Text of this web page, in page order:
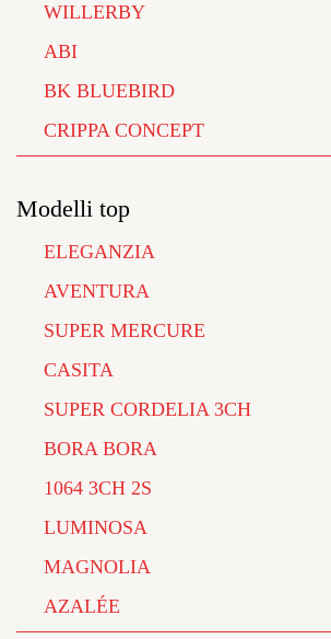
WILLERBY
ABI
BK BLUEBIRD
CRIPPA CONCEPT
Modelli top
ELEGANZIA
AVENTURA
SUPER MERCURE
CASITA
SUPER CORDELIA 3CH
BORA BORA
1064 3CH 2S
LUMINOSA
MAGNOLIA
AZALÉE